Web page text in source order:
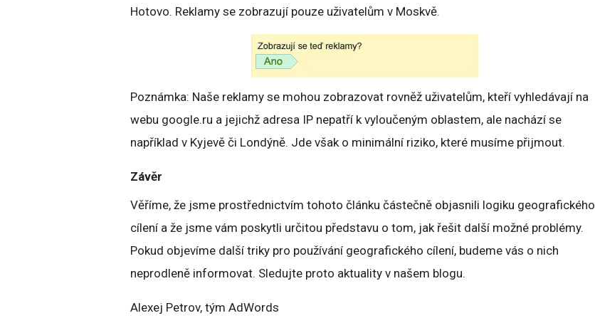
Hotovo. Reklamy se zobrazují pouze uživatelům v Moskvě.
Poznámka: Naše reklamy se mohou zobrazovat rovněž uživatelům, kteří vyhledávají na
webu google.ru a jejichž adresa IP nepatří k vyloučeným oblastem, ale nachází se
například v Kyjevě či Londýně. Jde však o minimální riziko, které musíme přijmout.
Závěr
Věříme, že jsme prostřednictvím tohoto článku částečně objasnili logiku geografického
cílení a že jsme vám poskytli určitou představu o tom, jak řešit další možné problémy.
Pokud objevíme další triky pro používání geografického cílení, budeme vás o nich
neprodleně informovat. Sledujte proto aktuality v našem blogu.
Alexej Petrov, tým AdWords